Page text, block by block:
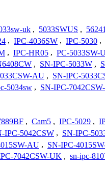
uk , 5033SWUS ,
, IPC-4036SW , IPC-5030 ,
, IPC-HR05 , PC-5033SW-
, SN-IPC-5033W ,
AU , SN-IPC-
5034sw , SN-IPC-
, Cam5 , IPC-5029 ,
IPC-5042CSW , SN-IPC-
AU , SN-IPC-
7042CSW-UK , sn-ipc-